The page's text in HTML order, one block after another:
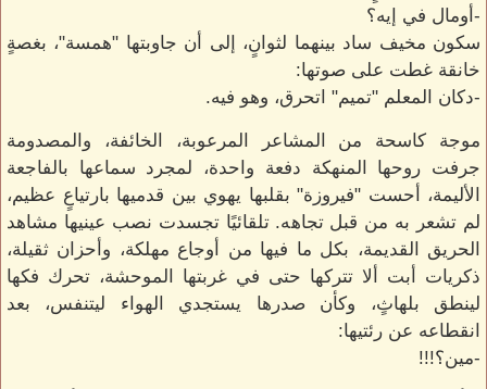
-أومال في إيه؟
سكون مخيف ساد بينهما لثوانٍ، إلى أن جاوبتها "همسة"، بغصةٍ
خانقة غطت على صوتها:
-دكان المعلم "تميم" اتحرق، وهو فيه.
موجة كاسحة من المشاعر المرعوبة، الخائفة، والمصدومة
جرفت روحها المنهكة دفعة واحدة، لمجرد سماعها بالفاجعة
الأليمة، أحست "فيروزة" بقلبها يهوي بين قدميها بارتياعٍ عظيم،
لم تشعر به من قبل تجاهه. تلقائيًا تجسدت نصب عينيها مشاهد
الحريق القديمة، بكل ما فيها من أوجاع مهلكة، وأحزان ثقيلة،
ذكريات أبت ألا تتركها حتى في غربتها الموحشة، تحرك فكها
لينطق بلهاثٍ، وكأن صدرها يستجدي الهواء ليتنفس، بعد
انقطاعه عن رئتيها:
-مين؟!!!